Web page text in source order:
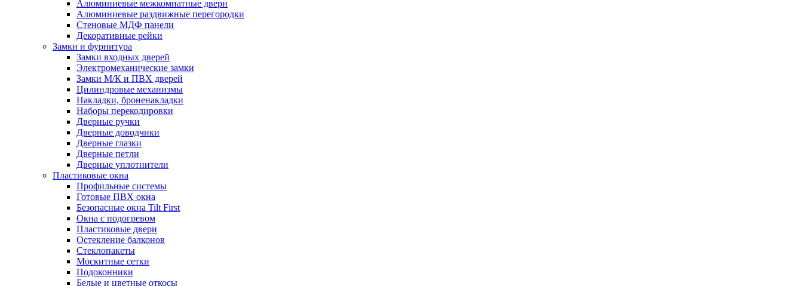
Алюминиевые межкомнатные двери
Алюминиевые раздвижные перегородки
Стеновые МДФ панели
Декоративные рейки
Замки и фурнитура
Замки входных дверей
Электромеханические замки
Замки М/К и ПВХ дверей
Цилиндровые механизмы
Накладки, броненакладки
Наборы перекодировки
Дверные ручки
Дверные доводчики
Дверные глазки
Дверные петли
Дверные уплотнители
Пластиковые окна
Профильные системы
Готовые ПВХ окна
Безопасные окна Tilt First
Окна с подогревом
Пластиковые двери
Остекление балконов
Стеклопакеты
Москитные сетки
Подоконники
Белые и цветные откосы